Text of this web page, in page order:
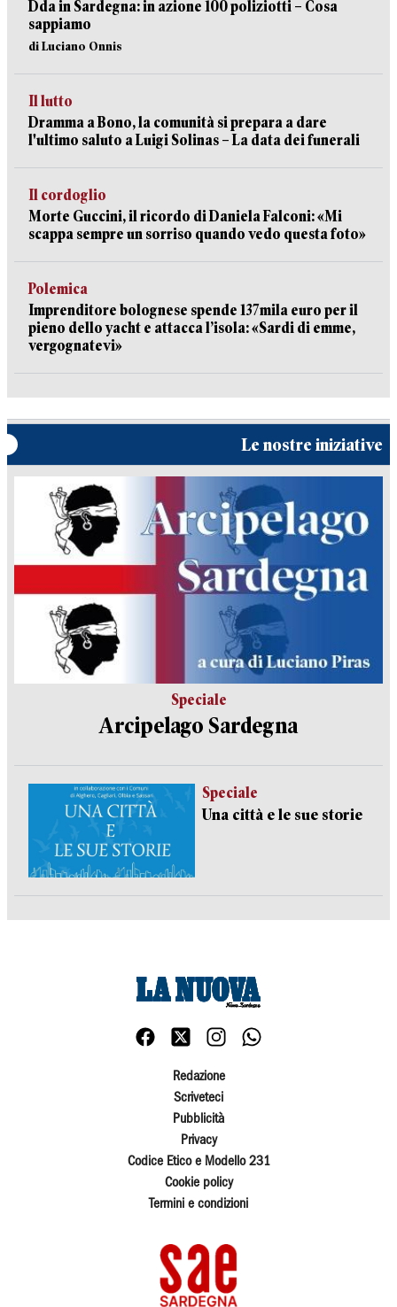
Dda in Sardegna: in azione 100 poliziotti – Cosa
sappiamo
di Luciano Onnis
Il lutto
Dramma a Bono, la comunità si prepara a dare
l'ultimo saluto a Luigi Solinas – La data dei funerali
Il cordoglio
Morte Guccini, il ricordo di Daniela Falconi: «Mi
scappa sempre un sorriso quando vedo questa foto»
Polemica
Imprenditore bolognese spende 137mila euro per il
pieno dello yacht e attacca l’isola: «Sardi di emme,
vergognatevi»
Le nostre iniziative
Speciale
Arcipelago Sardegna
Speciale
Una città e le sue storie
Redazione
Scriveteci
Pubblicità
Privacy
Codice Etico e Modello 231
Cookie policy
Termini e condizioni